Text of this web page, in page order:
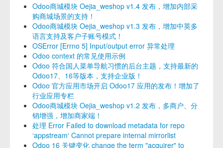
Odoo商城模块 Oejia_weshop v1.4 发布，增加内部采
购商城场景的支持！
Odoo商城模块 Oejia_weshop v1.3 发布，增加中英多
语言支持及客户子账号模式！
OSError [Errno 5] Input/output error 异常处理
Odoo context 的常见使用示例
Odoo 符合国人菜单导航习惯的后台主题，支持最新的
Odoo17、16等版本，支持企业版！
Odoo 官方应用市场开启 Odoo17 应用的发布！增加了
行业应用专栏
Odoo商城模块 Oejia_weshop v1.2 发布，多商户、分
销增强，增加商家端！
处理 Error Failed to download metadata for repo
‘appstream‘ Cannot prepare internal mirrorlist
Odoo 16 关键变化 change the term "acquirer" to